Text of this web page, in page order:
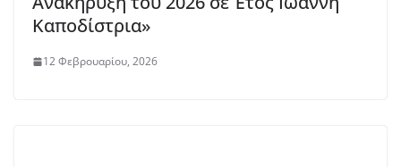
Καποδίστρια»
12 Φεβρουαρίου, 2026